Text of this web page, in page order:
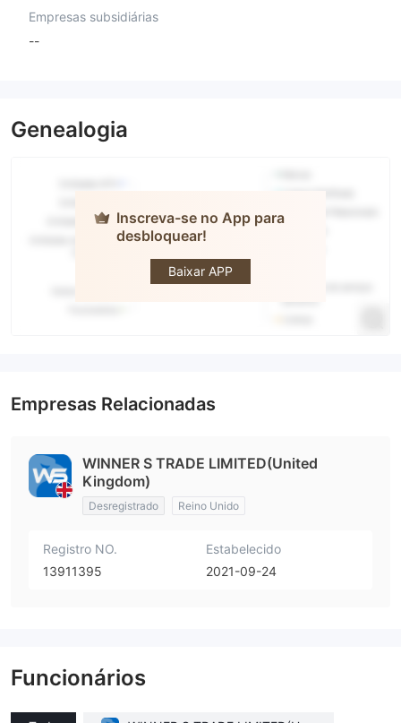
Empresas subsidiárias
--
Genealogia
Inscreva-se no App para
desbloquear!
Baixar APP
Winner S
Empresas Relacionadas
WINNER S TRADE LIMITED(United
Kingdom)
Desregistrado Reino Unido
Registro NO.
13911395
Estabelecido
2021-09-24
Funcionários